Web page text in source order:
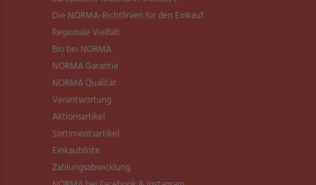
Die NORMA-Richtlinien für den Einkauf
Regionale Vielfalt
Bio bei NORMA
NORMA Garantie
NORMA Qualität
Verantwortung
Aktionsartikel
Sortimentsartikel
Einkaufsliste
Zahlungsabwicklung